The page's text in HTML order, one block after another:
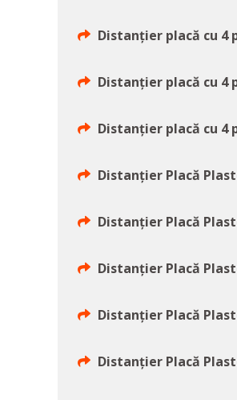
Distanțier placă cu 4
Distanțier placă cu 4
Distanțier placă cu 4
Distanțier Placă
Distanțier Placă
Distanțier Placă
Distanțier Placă
Distanțier Placă